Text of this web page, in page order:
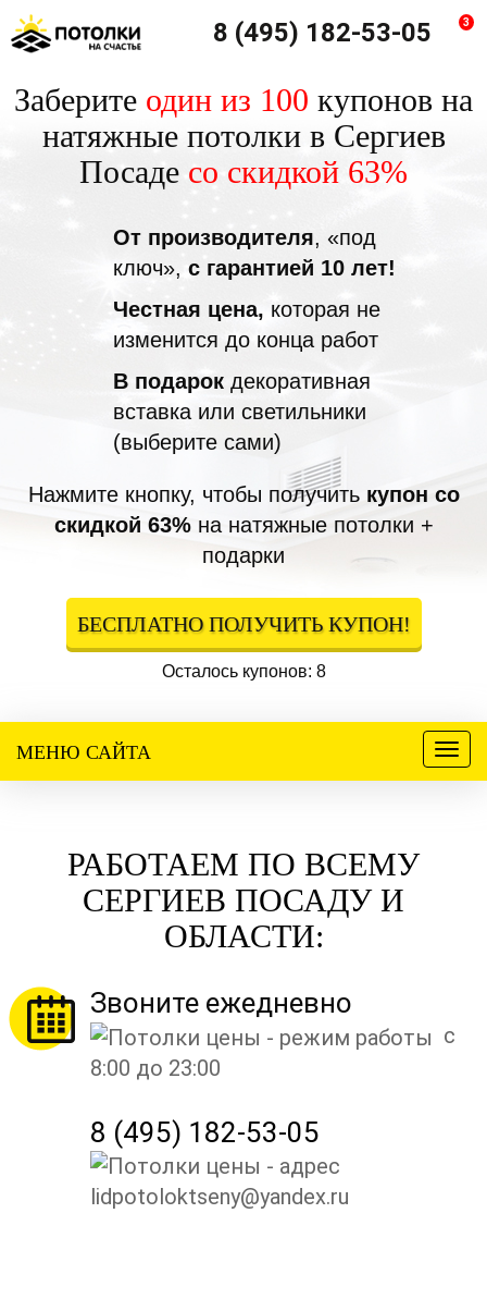
8 (495) 182-53-05 3
Заберите один из 100 купонов на
натяжные потолки в Сергиев
Посаде со скидкой 63%
От производителя, «под
ключ», с гарантией 10 лет!
Честная цена, которая не
изменится до конца работ
В подарок декоративная
вставка или светильники
(выберите сами)
Нажмите кнопку, чтобы получить купон со
скидкой 63%на натяжные потолки +
подарки
БЕСПЛАТНО ПОЛУЧИТЬ КУПОН!
Осталось купонов: 8
Меню
МЕНЮ САЙТА
РАБОТАЕМ ПО ВСЕМУ
СЕРГИЕВ ПОСАДУ И
ОБЛАСТИ:
Звоните ежедневно
с
8:00 до 23:00
8 (495) 182-53-05
lidpotoloktseny@yandex.ru